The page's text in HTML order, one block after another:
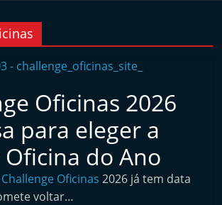
Oficinas
o
n
a
l
i
n
Oficinas 2026
para eleger a
do Ano
Challenge Oficinas 2026 já tem data
voltar…